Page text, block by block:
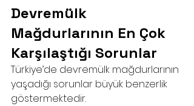
Devremülk
Mağdurlarının En Çok
Karşılaştığı Sorunlar
Türkiye’de devremülk mağdurlarının
yaşadığı sorunlar büyük benzerlik
göstermektedir.